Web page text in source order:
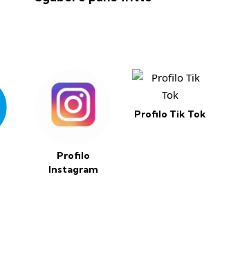
Profilo
Instagram
Profilo Tik Tok